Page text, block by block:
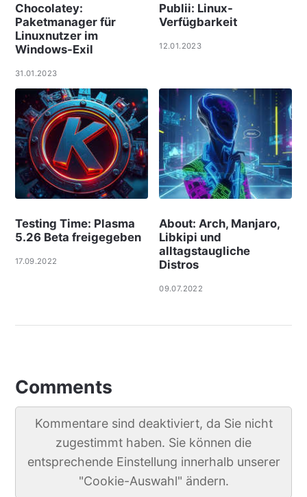
Chocolatey:
Paketmanager für
Linuxnutzer im
Windows-Exil
31.01.2023
Publii: Linux-
Verfügbarkeit
12.01.2023
Testing Time: Plasma
5.26 Beta freigegeben
17.09.2022
About: Arch, Manjaro,
Libkipi und
alltagstaugliche
Distros
09.07.2022
Comments
Kommentare sind deaktiviert, da Sie nicht
zugestimmt haben. Sie können die
entsprechende Einstellung innerhalb unserer
"Cookie-Auswahl" ändern.